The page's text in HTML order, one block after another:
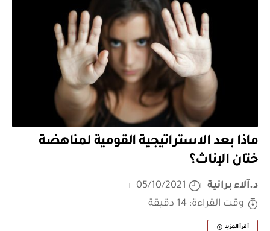
ماذا بعد الاستراتيجية القومية لمناهضة
ختان الإناث؟
د.آلاء برانية
05/10/2021
وقت القراءة: 14 دقيقة
أقرأ المزيد